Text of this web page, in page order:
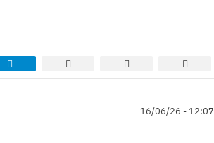
16/06/26 - 12:07